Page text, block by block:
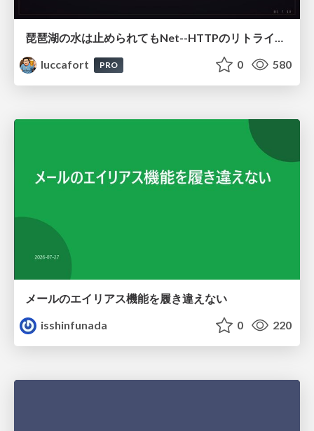
琵琶湖の水は止められてもNet--HTTPのリトライは止められない / You might be able to stop the water flow of Lake Biwa but you can't stop Net::HTTP retries
luccafort
PRO 0 580
メールのエイリアス機能を履き違えない
isshinfunada
0 220